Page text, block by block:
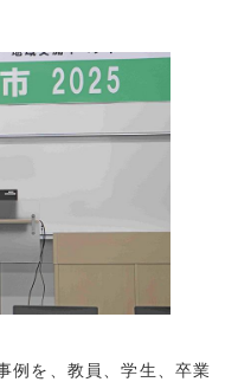
例を、教員、学生、卒業